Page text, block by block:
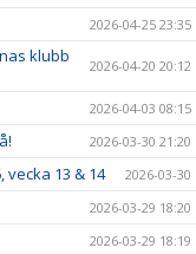
2026-04-25 23:35
klubb
2026-04-20 20:12
2026-04-03 08:15
2026-03-30 21:20
13 & 14 2026-03-30
2026-03-29 18:20
2026-03-29 18:19